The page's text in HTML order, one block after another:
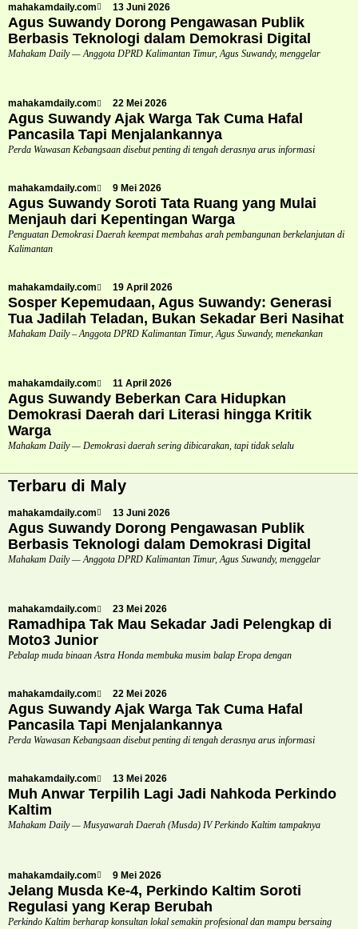
mahakamdaily.com 13 Juni 2026
Agus Suwandy Dorong Pengawasan Publik
Berbasis Teknologi dalam Demokrasi Digital
Mahakam Daily — Anggota DPRD Kalimantan Timur, Agus Suwandy, menggelar
mahakamdaily.com 22 Mei 2026
Agus Suwandy Ajak Warga Tak Cuma Hafal
Pancasila Tapi Menjalankannya
Perda Wawasan Kebangsaan disebut penting di tengah derasnya arus informasi
mahakamdaily.com 9 Mei 2026
Agus Suwandy Soroti Tata Ruang yang Mulai
Menjauh dari Kepentingan Warga
Penguatan Demokrasi Daerah keempat membahas arah pembangunan berkelanjutan di
Kalimantan
mahakamdaily.com 19 April 2026
Sosper Kepemudaan, Agus Suwandy: Generasi
Tua Jadilah Teladan, Bukan Sekadar Beri Nasihat
Mahakam Daily – Anggota DPRD Kalimantan Timur, Agus Suwandy, menekankan
mahakamdaily.com 11 April 2026
Agus Suwandy Beberkan Cara Hidupkan
Demokrasi Daerah dari Literasi hingga Kritik
Warga
Mahakam Daily — Demokrasi daerah sering dibicarakan, tapi tidak selalu
Terbaru di Maly
mahakamdaily.com 13 Juni 2026
Agus Suwandy Dorong Pengawasan Publik
Berbasis Teknologi dalam Demokrasi Digital
Mahakam Daily — Anggota DPRD Kalimantan Timur, Agus Suwandy, menggelar
mahakamdaily.com 23 Mei 2026
Ramadhipa Tak Mau Sekadar Jadi Pelengkap di
Moto3 Junior
Pebalap muda binaan Astra Honda membuka musim balap Eropa dengan
mahakamdaily.com 22 Mei 2026
Agus Suwandy Ajak Warga Tak Cuma Hafal
Pancasila Tapi Menjalankannya
Perda Wawasan Kebangsaan disebut penting di tengah derasnya arus informasi
mahakamdaily.com 13 Mei 2026
Muh Anwar Terpilih Lagi Jadi Nahkoda Perkindo
Kaltim
Mahakam Daily — Musyawarah Daerah (Musda) IV Perkindo Kaltim tampaknya
mahakamdaily.com 9 Mei 2026
Jelang Musda Ke-4, Perkindo Kaltim Soroti
Regulasi yang Kerap Berubah
Perkindo Kaltim berharap konsultan lokal semakin profesional dan mampu bersaing